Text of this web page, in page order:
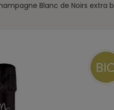
Blanc de Noirs extra